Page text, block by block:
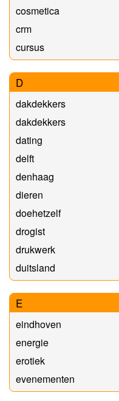
cosmetica
crm
cursus
D
dakdekkers
dakdekkers
dating
delft
denhaag
dieren
doehetzelf
drogist
drukwerk
duitsland
E
eindhoven
energie
erotiek
evenementen